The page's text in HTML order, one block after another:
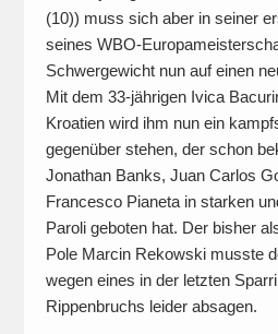
(10)) muss sich aber in seiner
seines WBO-
Schwergewicht nun auf einen
Mit dem 33-jährigen Ivica
Kroatien wird ihm nun ein
gegenüber stehen, der schon
Jonathan Banks, Juan Carlos
Francesco Pianeta in starken
Paroli geboten hat. Der bisher
Pole Marcin Rekowski musste
wegen eines in der letzten
Rippenbruchs leider absagen.